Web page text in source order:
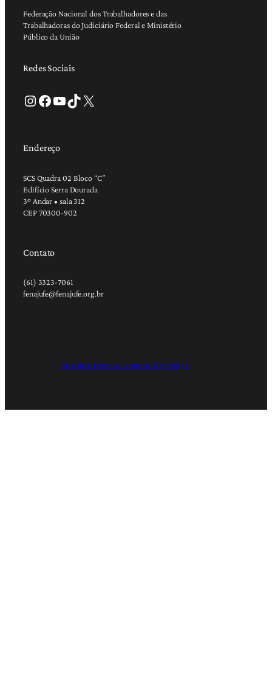
Federação Nacional dos Trabalhadores e das
Trabalhadoras do Judiciário Federal e Ministério
Público da União
Redes Sociais
Instagram Facebook Youtube TikTok X
Endereço
SCS Quadra 02 Bloco “C”
Edifício Serra Dourada
3º Andar • sala 312
CEP 70300-902
Contato
(61) 3323-7061
fenajufe@fenajufe.org.br
Criação e Desenvolvimento: RapDesign